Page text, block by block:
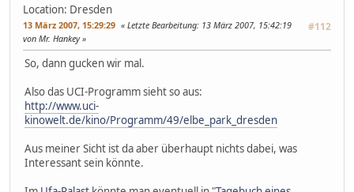
Location: Dresden
13 März 2007, 15:29:29 #112
Letzte Bearbeitung: 13 März 2007, 15:42:19
von Mr. Hankey
So, dann gucken wir mal.
Also das UCI-Programm sieht so aus:
http://www.uci-
kinowelt.de/kino/Programm/49/elbe_park_dresden
Aus meiner Sicht ist da aber überhaupt nichts dabei, was
Interessant sein könnte.